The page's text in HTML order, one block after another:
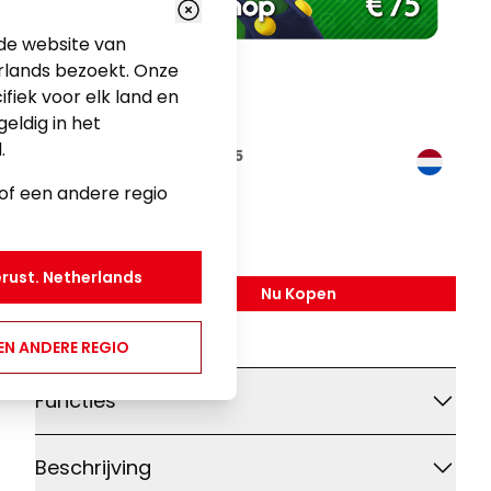
Nintendo eShop Card €75
Gamen
Nu Kopen
,Nintendo EShop Card
Aanvullende details
Functies
Beschrijving
website van
bezoekt. Onze
voor elk land en
in het
een andere regio
Netherlands
ANDERE REGIO